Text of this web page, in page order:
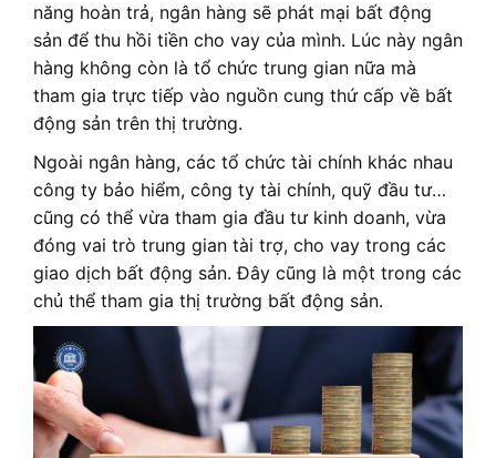
năng hoàn trả, ngân hàng sẽ phát mại bất động
sản để thu hồi tiền cho vay của mình. Lúc này ngân
hàng không còn là tổ chức trung gian nữa mà
tham gia trực tiếp vào nguồn cung thứ cấp về bất
động sản trên thị trường.
Ngoài ngân hàng, các tổ chức tài chính khác nhau
công ty bảo hiểm, công ty tài chính, quỹ đầu tư…
cũng có thể vừa tham gia đầu tư kinh doanh, vừa
đóng vai trò trung gian tài trợ, cho vay trong các
giao dịch bất động sản. Đây cũng là một trong các
chủ thể tham gia thị trường bất động sản.